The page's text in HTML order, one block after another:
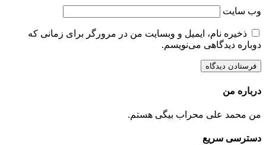
وب‌ سایت
ذخیره نام، ایمیل و وبسایت من در مرورگر برای زمانی که
دوباره دیدگاهی می‌نویسم.
درباره من
من محمد علی محراب بیگی هستم.
دسترسی سریع